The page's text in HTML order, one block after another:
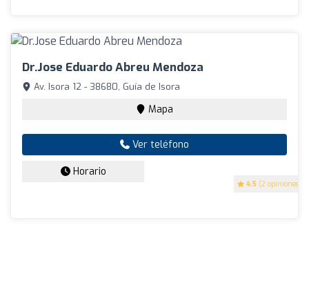
Dr.Jose Eduardo Abreu Mendoza
4.5 (2 opiniones)
Av. Isora 12 - 38680, Guía de Isora
Mapa
Ver teléfono
Horario